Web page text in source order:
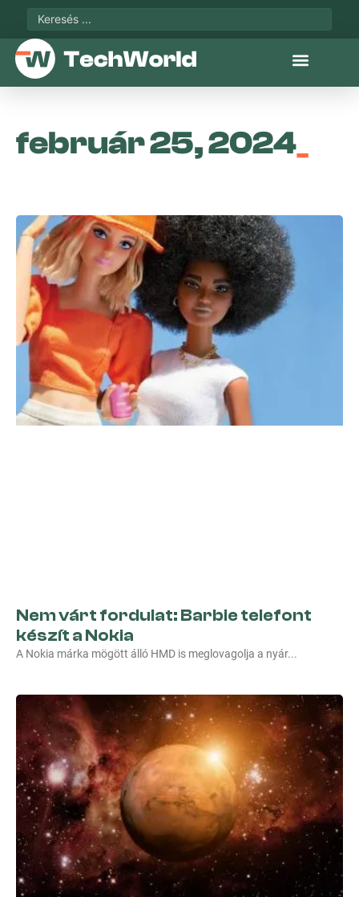
február 25, 2024
Nem várt fordulat: Barbie telefont
készít a Nokia
A Nokia márka mögött álló HMD is meglovagolja a nyár